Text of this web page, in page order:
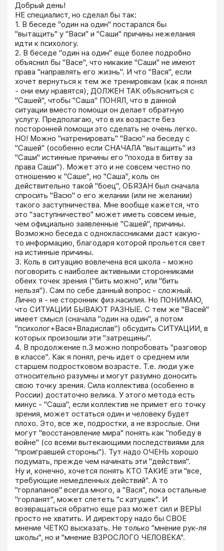
Добрый день!
НЕ специалист, но сделал бы так:
1. В беседе "один на один" постарался бы
"вытащить" у "Васи" и "Саши" причины нежелания
идти к психологу.
2. В беседе "один на один" еще более подробно
объяснил бы "Васе", что никакие "Саши" не имеют
права "направлять его жизнь". И что "Вася", если
хочет вернуться к тем же тренировкам (как я понял
- они ему нравятся), ДОЛЖЕН ТАК объясниться с
"Сашей", чтобы "Саша" ПОНЯЛ, что в данной
ситуации вместо помощи он делает обратную
услугу. Предполагаю, что в их возрасте без
посторонней помощи это сделать не очень легко.
НО! Можно "натренировать" "Васю" на беседу с
"Сашей" (особенно если СНАЧАЛА "вытащить" из
"Саши" истинные причины его "похода в битву за
права Саши"). Может это и не совсем честно по
отношению к "Саше", но "Саша", коль он
действительно такой "боец", ОБЯЗАН был сначала
спросить "Васю" о его желании (или не желании)
такого заступничества. Мне вообще кажется, что
это "заступничество" может иметь совсем иные,
чем официально заявленные "Сашей", причины.
Возможно беседа с одноклассниками даст какую-
то информацию, благодаря которой прольется свет
на истинные причины.
3. Коль в ситуацию вовлечена вся школа - можно
поговорить с наиболее активными сторонниками
обеих точек зрения ("бить можно", или "бить
нельзя"). Сам по себе данный вопрос - сложный.
Лично я - не сторонник физ.насилия. Но ПОНИМАЮ,
что СИТУАЦИИ БЫВАЮТ РАЗНЫЕ. С тем же "Васей"
имеет смысл (сначала "один на один", а потом
"психолог+Вася+Владислав") обсудить СИТУАЦИИ, в
которых произошли эти "затрещины".
4. В продолжение п.3 можно попробовать "разговор
в классе". Как я понял, речь идет о среднем или
старшем подростковом возрасте. Т.е. люди уже
относительно разумны и могут разумно доносить
свою точку зрения. Сила коллектива (особенно в
России) достаточно велика. У этого метода есть
минус - "Саша", если коллектив не примет его точку
зрения, может остаться один и человеку будет
плохо. Это, все же, подростки, а не взрослые. Они
могут "восстановление мира" понять как "победу в
войне" (со всеми вытекающими последствиями для
"проигравшей стороны"). Тут надо ОЧЕНЬ хорошо
подумать, прежде чем начинать эти "действия".
Ну и, конечно, хочется понять КТО ТАКИЕ эти "все,
требующие немедленных действий". А то
"горлапанов" всегда много, а "Вася", пока остальные
"горланят", может слететь "с катушек". И
возвращаться обратно еще раз может сил и ВЕРЫ
просто не хватить. И директору надо бы СВОЕ
мнение ЧЕТКО высказать. Не только "мнение рук-ля
школы", но и "мнение ВЗРОСЛОГО ЧЕЛОВЕКА".